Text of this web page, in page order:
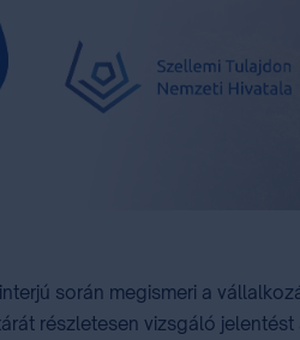
során megismeri a
részletesen vizsgáló